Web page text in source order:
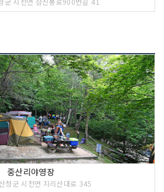
중산리야영장
청군 시천면 지리산대로 345